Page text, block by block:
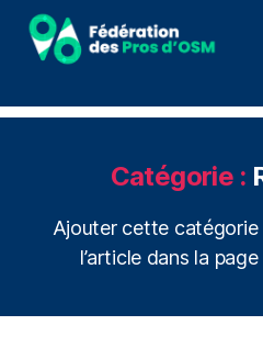
des
Catégorie :
Ajouter cette catégorie
l’article dans la